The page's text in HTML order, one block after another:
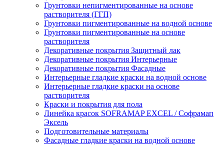
Грунтовки непигментированные на основе
растворителя (ГГП)
Грунтовки пигментированные на водной основе
Грунтовки пигментированные на основе
растворителя
Декоративные покрытия Защитный лак
Декоративные покрытия Интерьерные
Декоративные покрытия Фасадные
Интерьерные гладкие краски на водной основе
Интерьерные гладкие краски на основе
растворителя
Краски и покрытия для пола
Линейка красок SOFRAMAP EXCEL / Софрамап
Эксель
Подготовительные материалы
Фасадные гладкие краски на водной основе